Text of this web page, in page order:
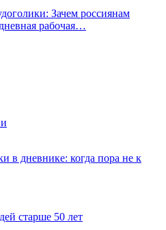
Зачем россиянам
рабочая…
в дневнике: когда пора не к
старше 50 лет